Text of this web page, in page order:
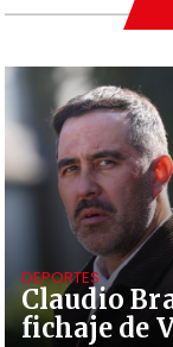
Claudio
fichaje de
DEPORTES